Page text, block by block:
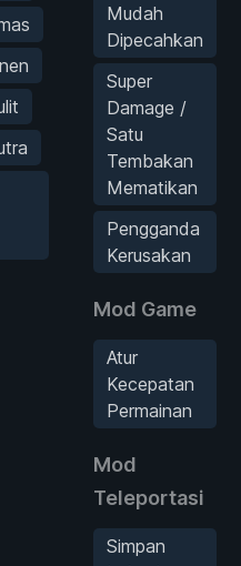
Mudah
Dipecahkan
Super
Damage /
Satu
Tembakan
Mematikan
Pengganda
Kerusakan
Mod Game
Atur
Kecepatan
Permainan
Mod
Teleportasi
Simpan